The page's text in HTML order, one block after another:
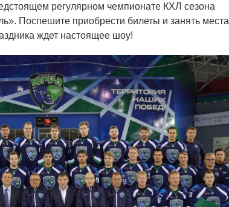
регулярном чемпионате КХЛ сезона
Поспешите приобрести билеты и занять места
ждет настоящее шоу!